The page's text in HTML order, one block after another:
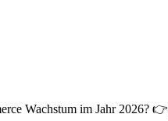
Wachstum im Jahr 2026? 👉